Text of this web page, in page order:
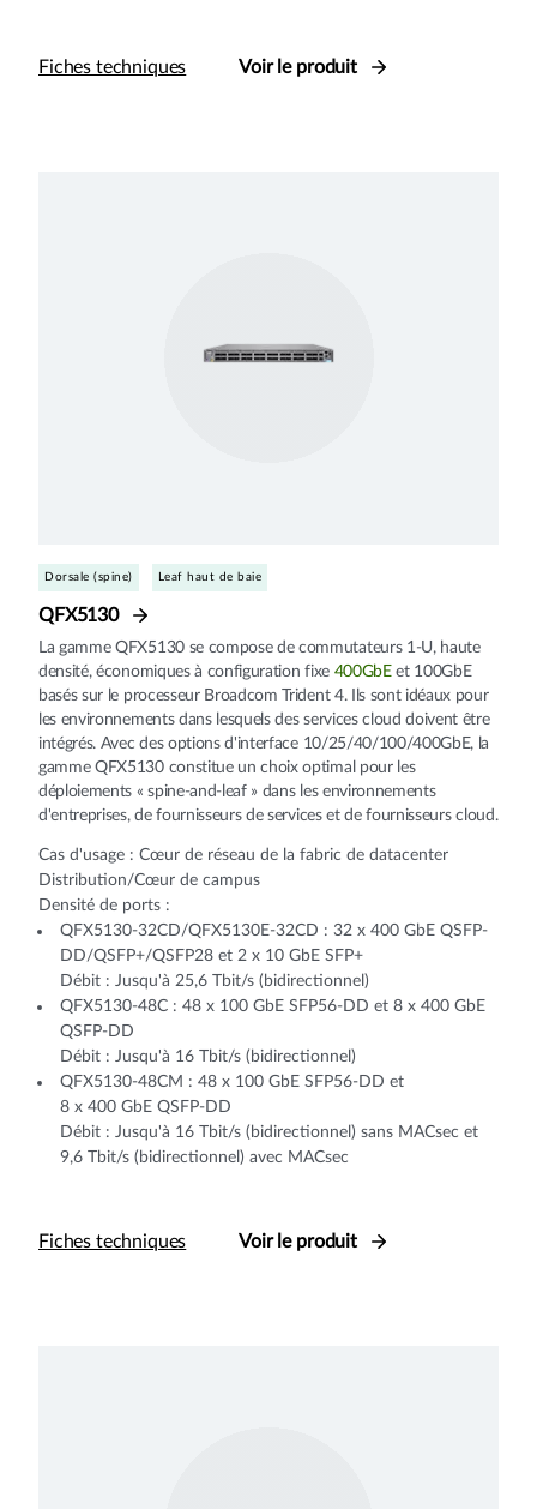
Fiches techniques Voir le produit
Dorsale (spine) Leaf haut de baie
QFX5130
La gamme QFX5130 se compose de commutateurs 1-U, haute
densité, économiques à configuration fixe 400GbEet 100GbE
basés sur le processeur Broadcom Trident 4. Ils sont idéaux pour
les environnements dans lesquels des services cloud doivent être
intégrés. Avec des options d'interface 10/25/40/100/400GbE, la
gamme QFX5130 constitue un choix optimal pour les
déploiements « spine-and-leaf » dans les environnements
d'entreprises, de fournisseurs de services et de fournisseurs cloud.
Cas d'usage : Cœur de réseau de la fabric de datacenter
Distribution/Cœur de campus
Densité de ports :
QFX5130-32CD/QFX5130E-32CD : 32 x 400 GbE QSFP-
DD/QSFP+/QSFP28 et 2 x 10 GbE SFP+
Débit : Jusqu'à 25,6 Tbit/s (bidirectionnel)
QFX5130-48C : 48 x 100 GbE SFP56-DD et 8 x 400 GbE
QSFP-DD
Débit : Jusqu'à 16 Tbit/s (bidirectionnel)
QFX5130-48CM : 48 x 100 GbE SFP56-DD et
8 x 400 GbE QSFP-DD
Débit : Jusqu'à 16 Tbit/s (bidirectionnel) sans MACsec et
9,6 Tbit/s (bidirectionnel) avec MACsec
Fiches techniques Voir le produit